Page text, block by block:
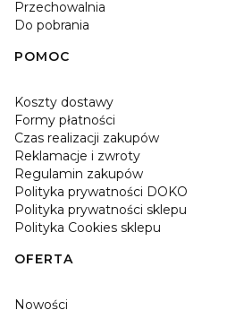
Przechowalnia
Do pobrania
POMOC
Koszty dostawy
Formy płatności
Czas realizacji zakupów
Reklamacje i zwroty
Regulamin zakupów
Polityka prywatności DOKO
Polityka prywatności sklepu
Polityka Cookies sklepu
OFERTA
Nowości